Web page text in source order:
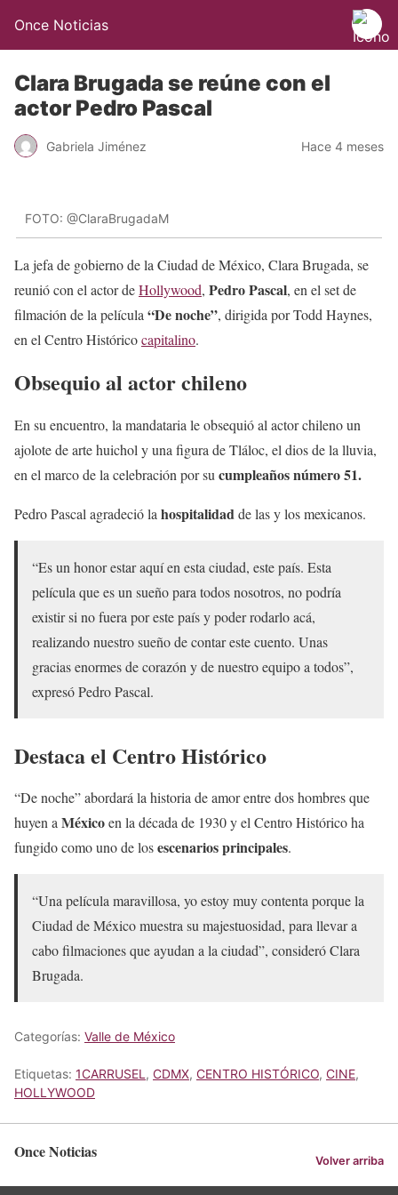
Once Noticias
Clara Brugada se reúne con el
actor Pedro Pascal
Gabriela Jiménez Hace 4 meses
FOTO: @ClaraBrugadaM
La jefa de gobierno de la Ciudad de México, Clara Brugada, se
reunió con el actor deHollywood, Pedro Pascal, en el set de
filmación de la película “De noche”, dirigida por Todd Haynes,
en el Centro Históricocapitalino.
Obsequio al actor chileno
En su encuentro, la mandataria le obsequió al actor chileno un
ajolote de arte huichol y una figura de Tláloc, el dios de la lluvia,
en el marco de la celebración por su cumpleaños número 51.
Pedro Pascal agradeció la hospitalidad de las y los mexicanos.
“Es un honor estar aquí en esta ciudad, este país. Esta
película que es un sueño para todos nosotros, no podría
existir si no fuera por este país y poder rodarlo acá,
realizando nuestro sueño de contar este cuento. Unas
gracias enormes de corazón y de nuestro equipo a todos”,
expresó Pedro Pascal.
Destaca el Centro Histórico
“De noche” abordará la historia de amor entre dos hombres que
huyen aMéxicoen la década de 1930 y el Centro Histórico ha
fungido como uno de losescenariosprincipales.
“Una película maravillosa, yo estoy muy contenta porque la
Ciudad de México muestra su majestuosidad, para llevar a
cabo filmaciones que ayudan a la ciudad”, consideró Clara
Brugada.
Categorías: Valle de México
Etiquetas: 1CARRUSEL, CDMX, CENTRO HISTÓRICO, CINE,
HOLLYWOOD
Once Noticias Volver arriba